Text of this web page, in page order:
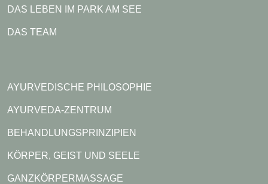
DAS LEBEN IM PARK AM SEE
DAS TEAM
AYURVEDISCHE PHILOSOPHIE
AYURVEDA-ZENTRUM
BEHANDLUNGSPRINZIPIEN
KÖRPER, GEIST UND SEELE
GANZKÖRPERMASSAGE